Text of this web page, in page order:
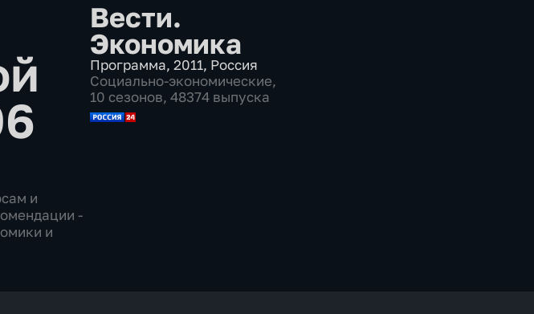
и
-
и
Вести.
Экономика
Программа, 2011, Россия
Социально-экономические,
10 сезонов, 48374 выпуска